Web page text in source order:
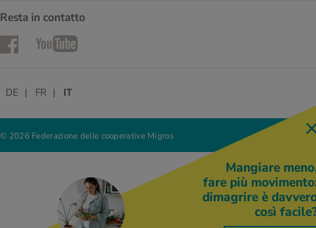
Resta in contatto
FacebookYouTube
© 2026 Federazione delle cooperative Migros
DE FR IT
Mangiare
fare più
dimagrire è
così